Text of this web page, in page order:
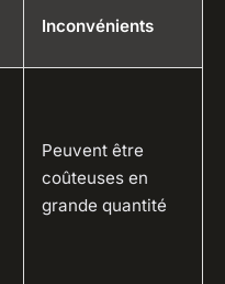
Inconvénients
Peuvent être
coûteuses en
grande quantité